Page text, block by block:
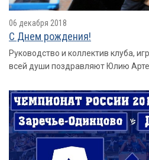
06 декабря 2018
С Днем рождения!
Руководство и коллектив клуба,
всей души поздравляют Юлию